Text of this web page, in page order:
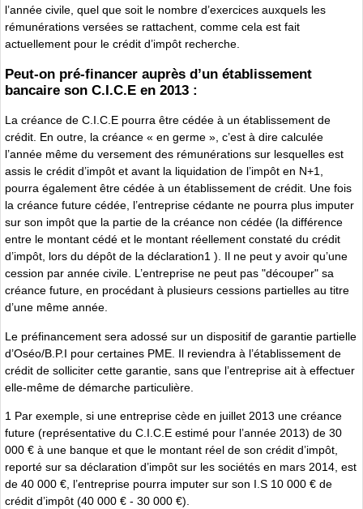
l’année civile, quel que soit le nombre d’exercices auxquels les
rémunérations versées se rattachent, comme cela est fait
actuellement pour le crédit d’impôt recherche.
Peut-on pré-financer auprès d’un établissement
bancaire son C.I.C.E en 2013 :
La créance de C.I.C.E pourra être cédée à un établissement de
crédit. En outre, la créance « en germe », c’est à dire calculée
l’année même du versement des rémunérations sur lesquelles est
assis le crédit d’impôt et avant la liquidation de l’impôt en N+1,
pourra également être cédée à un établissement de crédit. Une fois
la créance future cédée, l’entreprise cédante ne pourra plus imputer
sur son impôt que la partie de la créance non cédée (la différence
entre le montant cédé et le montant réellement constaté du crédit
d’impôt, lors du dépôt de la déclaration1 ). Il ne peut y avoir qu’une
cession par année civile. L’entreprise ne peut pas "découper" sa
créance future, en procédant à plusieurs cessions partielles au titre
d’une même année.
Le préfinancement sera adossé sur un dispositif de garantie partielle
d’Oséo/B.P.I pour certaines PME. Il reviendra à l’établissement de
crédit de solliciter cette garantie, sans que l’entreprise ait à effectuer
elle-même de démarche particulière.
1 Par exemple, si une entreprise cède en juillet 2013 une créance
future (représentative du C.I.C.E estimé pour l’année 2013) de 30
000 € à une banque et que le montant réel de son crédit d’impôt,
reporté sur sa déclaration d’impôt sur les sociétés en mars 2014, est
de 40 000 €, l’entreprise pourra imputer sur son I.S 10 000 € de
crédit d’impôt (40 000 € - 30 000 €).